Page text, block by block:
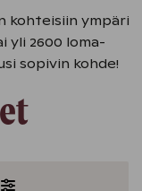
kohteisiin ympäri
yli 2600 loma-
sopivin kohde!